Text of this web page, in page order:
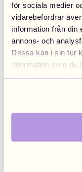
för sociala medier
vidarebefordrar
information från din
annons- och
Dessa kan i sin tur
information som du
samlat in när du
Application error: a
browser